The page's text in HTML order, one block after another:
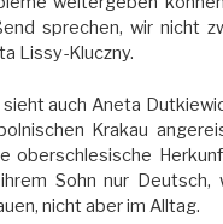
sprechen, wir nicht
Lissy-Kluczny.
sieht auch Aneta
Krakau
oberschlesische
Sohn nur Deutsch,
nicht aber im Alltag.